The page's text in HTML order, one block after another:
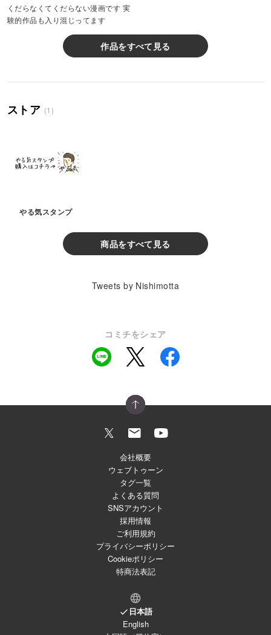
くだらなくてくだらない漫画です 実
験的作品も入り混じってます
作品をすべて見る
ストア (1)
やる気スタンプ
商品をすべて見る
Tweets by Nishimotta
コミチをシェア
会社概要
ウェブトゥーン
タグ一覧
よくある質問
SNSアカウント
採用情報
ご利用規約
プライバシーポリシー
Cookieポリシー
特商法表記
日本語
English